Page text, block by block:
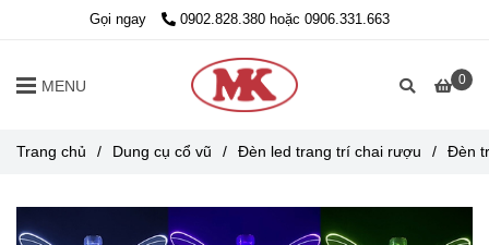
Gọi ngay 0902.828.380 hoặc 0906.331.663
0
MENU
Trang chủ / Dung cụ cổ vũ / Đèn led trang trí chai rượu / Đèn